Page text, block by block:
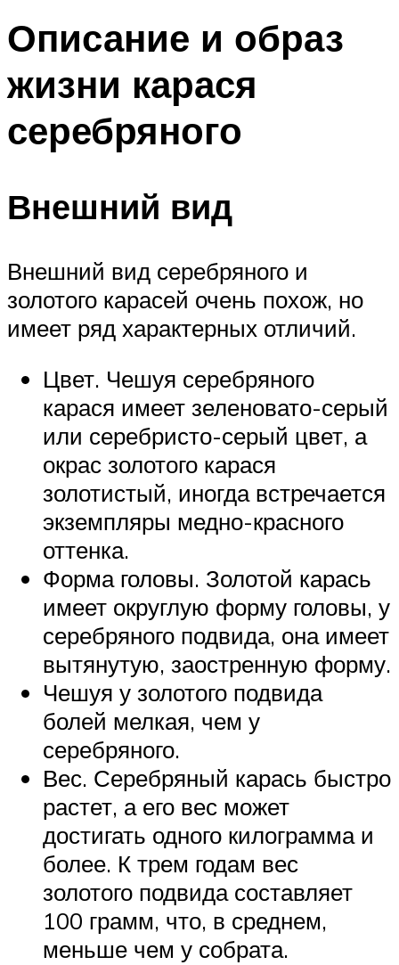
Описание и образ
жизни карася
серебряного
Внешний вид
Внешний вид серебряного и
золотого карасей очень похож, но
имеет ряд характерных отличий.
Цвет. Чешуя серебряного
карася имеет зеленовато-серый
или серебристо-серый цвет, а
окрас золотого карася
золотистый, иногда встречается
экземпляры медно-красного
оттенка.
Форма головы. Золотой карась
имеет округлую форму головы, у
серебряного подвида, она имеет
вытянутую, заостренную форму.
Чешуя у золотого подвида
болей мелкая, чем у
серебряного.
Вес. Серебряный карась быстро
растет, а его вес может
достигать одного килограмма и
более. К трем годам вес
золотого подвида составляет
100 грамм, что, в среднем,
меньше чем у собрата.